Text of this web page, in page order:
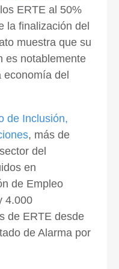
ERTE al 50%
la finalización del
muestra que su
es notablemente
economía del
de Inclusión,
, más de
del
en
de Empleo
4.000
de ERTE desde
de Alarma por